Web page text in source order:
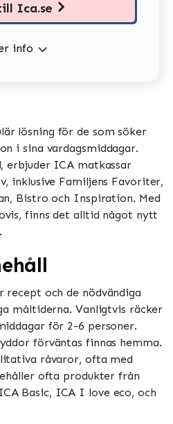
info
Ica.se
lösning för de som söker
i sina vardagsmiddagar.
erbjuder ICA matkassar
inklusive Familjens Favoriter,
Bistro och Inspiration​​​​. Med
finns det alltid något nytt
recept och de nödvändiga
måltiderna. Vanligtvis räcker
för 2-6 personer.
förväntas finnas hemma​​.
råvaror, ofta med
ofta produkter från
Basic, ICA I love eco, och